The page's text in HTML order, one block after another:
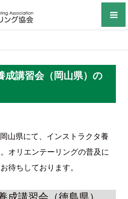
成講習会（岡山県）の
山県にて、インストラクタ養
オリエンテーリングの普及に
待ちしております。